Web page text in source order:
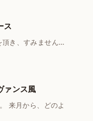
ス
頂き、すみません…
ァンス風
来月から、どのよ